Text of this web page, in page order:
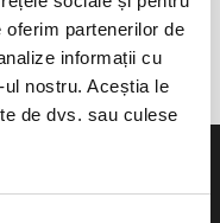
partenerilor de
informații cu
nostru. Aceștia le
de dvs. sau culese